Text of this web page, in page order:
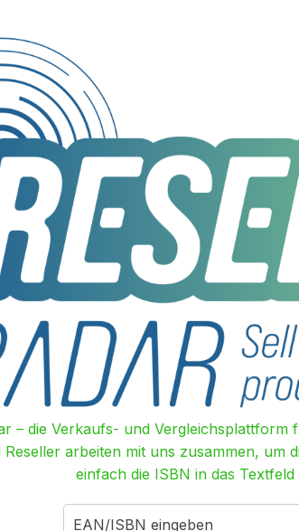
– die Verkaufs- und Vergleichsplattform
arbeiten mit uns zusammen, um
einfach die ISBN in das Textfeld